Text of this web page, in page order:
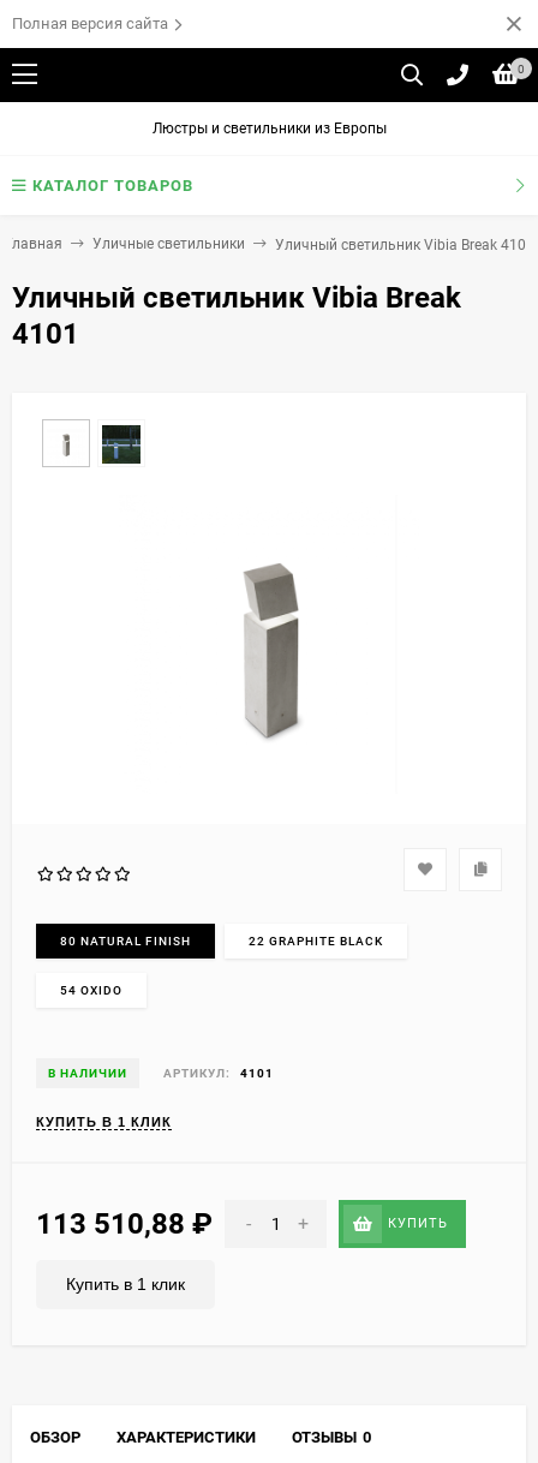
Полная версия сайта
0
Люстры и светильники из Европы
КАТАЛОГ ТОВАРОВ
Главная Уличные светильники Уличный светильник Vibia Break 4101
Уличный светильник Vibia Break
4101
80 NATURAL FINISH 22 GRAPHITE BLACK
54 OXIDO
В НАЛИЧИИ АРТИКУЛ: 4101
КУПИТЬ В 1 КЛИК
113 510,88 ₽ - + КУПИТЬ
Купить в 1 клик
ОБЗОР ХАРАКТЕРИСТИКИ ОТЗЫВЫ 0